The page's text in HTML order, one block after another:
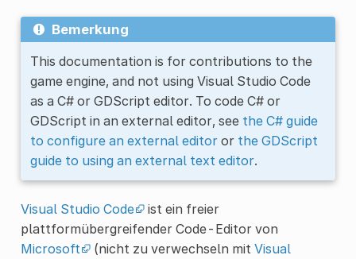
Bemerkung
This documentation is for contributions to the
game engine, and not using Visual Studio Code
as a C# or GDScript editor. To code C# or
GDScript in an external editor, see the C# guide
to configure an external editoror the GDScript
guide to using an external text editor.
Visual Studio Code
ist ein freier
plattformübergreifender Code-Editor von
Microsoft
(nicht zu verwechseln mit Visual